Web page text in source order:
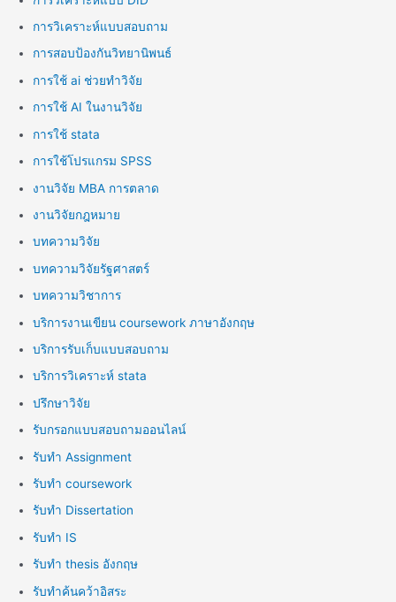
การวิเคราะห์แบบสอบถาม
การสอบป้องกันวิทยานิพนธ์
การใช้ ai ช่วยทำวิจัย
การใช้ AI ในงานวิจัย
การใช้ stata
การใช้โปรแกรม SPSS
งานวิจัย MBA การตลาด
งานวิจัยกฎหมาย
บทความวิจัย
บทความวิจัยรัฐศาสตร์
บทความวิชาการ
บริการงานเขียน coursework ภาษาอังกฤษ
บริการรับเก็บแบบสอบถาม
บริการวิเคราะห์ stata
ปรึกษาวิจัย
รับกรอกแบบสอบถามออนไลน์
รับทำ Assignment
รับทำ coursework
รับทำ Dissertation
รับทำ IS
รับทำ thesis อังกฤษ
รับทำค้นคว้าอิสระ